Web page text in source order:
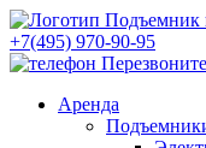
+7(495) 970-90-95
Аренда